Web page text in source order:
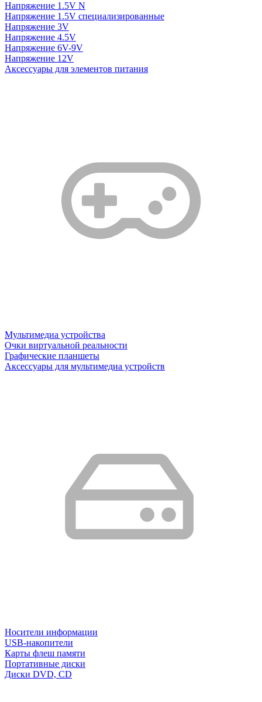
Напряжение 1.5V N
Напряжение 1.5V специализированные
Напряжение 3V
Напряжение 4.5V
Напряжение 6V-9V
Напряжение 12V
Аксессуары для элементов питания
Мультимедиа устройства
Очки виртуальной реальности
Графические планшеты
Аксессуары для мультимедиа устройств
Носители информации
USB-накопители
Карты флеш памяти
Портативные диски
Диски DVD, CD